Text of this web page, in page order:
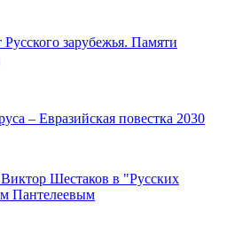
зарубежья. Памяти
– Евразийская повестка 2030
Шестаков в "Русских
Пантелеевым